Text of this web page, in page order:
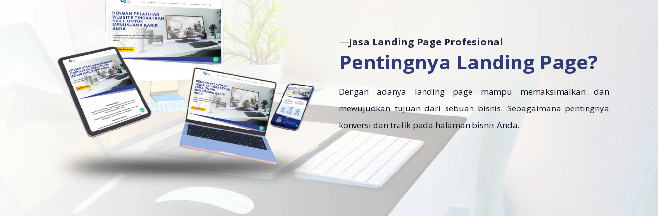
Jasa Landing Page Profesional
Pentingnya Landing Page?
Dengan adanya landing page mampu memaksimalkan dan
mewujudkan tujuan dari sebuah bisnis. Sebagaimana pentingnya
konversi dan trafik pada halaman bisnis Anda.